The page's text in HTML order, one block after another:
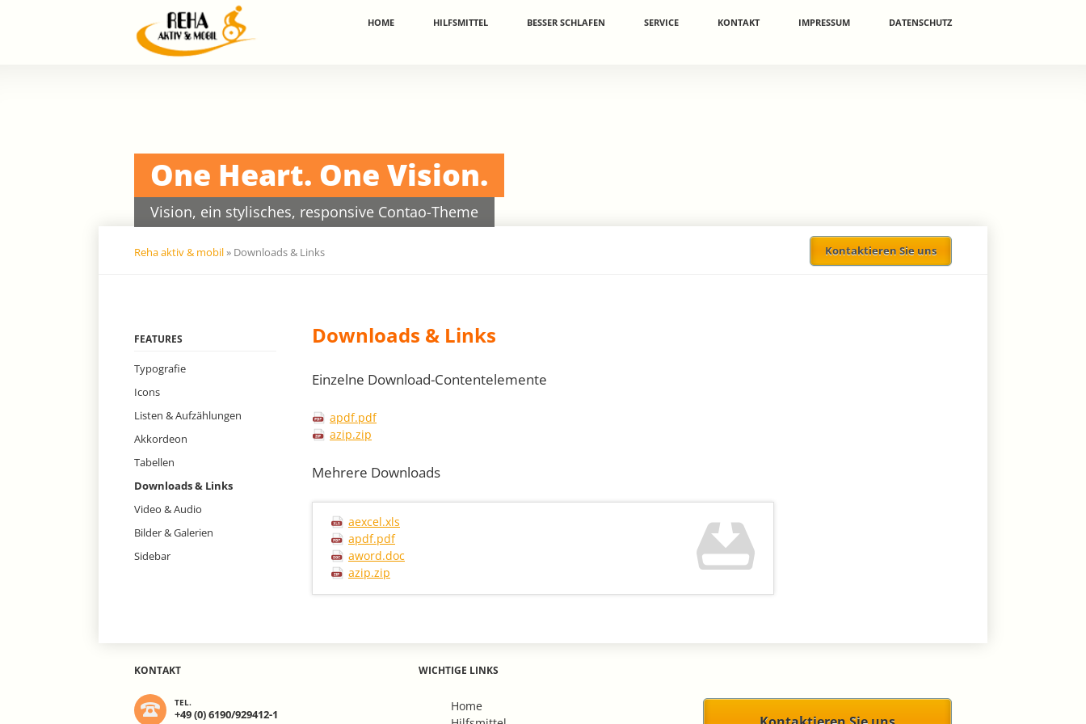
überspringen
HOME HILFSMITTEL BESSER SCHLAFEN SERVICE KONTAKT IMPRESSUM DATENSCHUTZ
One Heart. One Vision.
Vision, ein stylisches, responsive Contao-Theme
Reha aktiv & mobil» Downloads & Links Kontaktieren Sie uns
Navigation
FEATURES
Typografie
Icons
Listen & Aufzählungen
Akkordeon
Tabellen
Downloads & Links
Video & Audio
Bilder & Galerien
Sidebar
Downloads & Links
Einzelne Download-Contentelemente
apdf.pdf
azip.zip
Mehrere Downloads
aexcel.xls
apdf.pdf
aword.doc
azip.zip
KONTAKT
TEL.
+49 (0) 6190/929412-1
WICHTIGE LINKS
Navigation
Home